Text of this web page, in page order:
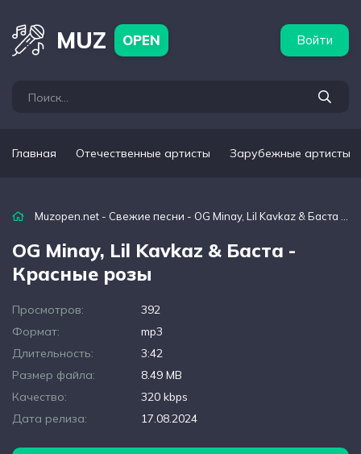
MUZ OPEN Войти
Главная Отечественные артисты Зарубежные артисты
Muzopen.net - Свежие песни - OG Minay, Lil Kavkaz & Баста - Красные розы
OG Minay, Lil Kavkaz & Баста -
Красные розы
Просмотров:
392
Формат:
mp3
Длительность:
3:42
Размер файла:
8.49 MB
Качество:
320 kbps
Дата релиза:
17.08.2024
артисты Популярные подборки